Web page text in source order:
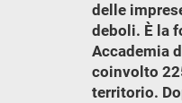
delle
deboli. È la
Accademia
coinvolto
territorio.